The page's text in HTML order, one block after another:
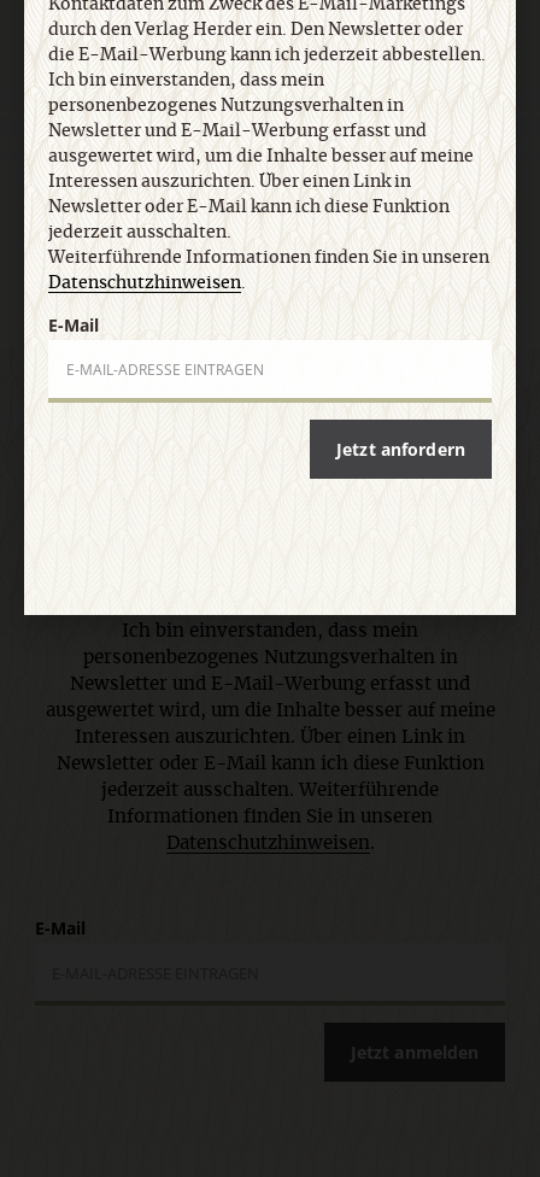
Religion & Spiritualität
Herder Korrespondenz
einfach leben
Stimmen der Zeit
COMMUNIO
Gemeinsam Glauben
Lebensspuren
Bibel lesen kunst und kirche
KUNDENSERVICE+49 761 2717200
kundenservice@herder.de
Abo online kündigen
FOLGEN SIE UNS:
DER CIG-NEWSLETTER
Ich bin einverstanden, dass mein
personenbezogenes Nutzungsverhalten in
Newsletter und E-Mail-Werbung erfasst und
ausgewertet wird, um die Inhalte besser auf meine
Interessen auszurichten. Über einen Link in
Newsletter oder E-Mail kann ich diese Funktion
jederzeit ausschalten. Weiterführende
Informationen finden Sie in unseren
Datenschutzhinweisen .
E-Mail
Jetzt anmelden
Kontaktdaten zum Zweck des E-Mail-Marketings
durch den Verlag Herder ein. Den Newsletter oder
die E-Mail-Werbung kann ich jederzeit abbestellen.
Ich bin einverstanden, dass mein
personenbezogenes Nutzungsverhalten in
Newsletter und E-Mail-Werbung erfasst und
ausgewertet wird, um die Inhalte besser auf meine
Interessen auszurichten. Über einen Link in
Newsletter oder E-Mail kann ich diese Funktion
jederzeit ausschalten.
Weiterführende Informationen finden Sie in unseren
Datenschutzhinweisen.
E-Mail
Jetzt anfordern